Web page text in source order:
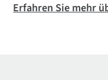
Erfahren Sie mehr